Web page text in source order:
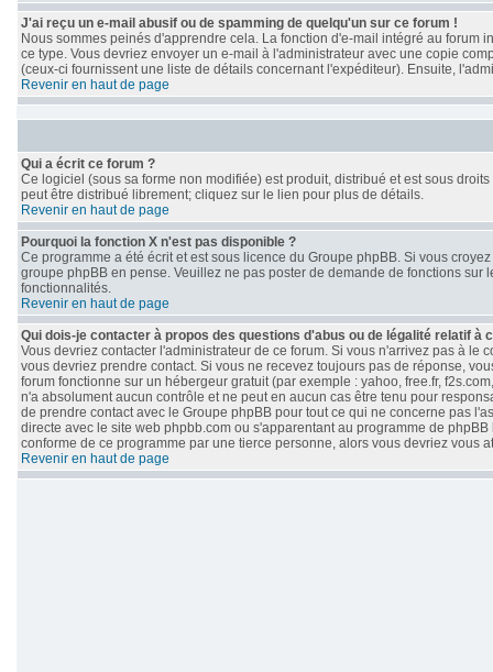
J'ai reçu un e-mail abusif ou de spamming de quelqu'un sur ce forum !
Nous sommes peinés d'apprendre cela. La fonction d'e-mail intégré au
ce type. Vous devriez envoyer un e-mail à l'administrateur avec une copie
(ceux-ci fournissent une liste de détails concernant l'expéditeur). Ensuite,
Revenir en haut de page
Qui a écrit ce forum ?
Ce logiciel (sous sa forme non modifiée) est produit, distribué et est sous
peut être distribué librement; cliquez sur le lien pour plus de détails.
Revenir en haut de page
Pourquoi la fonction X n'est pas disponible ?
Ce programme a été écrit et est sous licence du Groupe phpBB. Si vous
groupe phpBB en pense. Veuillez ne pas poster de demande de fonctions
fonctionnalités.
Revenir en haut de page
Qui dois-je contacter à propos des questions d'abus ou de légalité relatif à
Vous devriez contacter l'administrateur de ce forum. Si vous n'arrivez pas à
vous devriez prendre contact. Si vous ne recevez toujours pas de réponse,
forum fonctionne sur un hébergeur gratuit (par exemple : yahoo, free.fr,
n'a absolument aucun contrôle et ne peut en aucun cas être tenu pour
de prendre contact avec le Groupe phpBB pour tout ce qui ne concerne pas
directe avec le site web phpbb.com ou s'apparentant au programme de
conforme de ce programme par une tierce personne, alors vous devriez vous
Revenir en haut de page